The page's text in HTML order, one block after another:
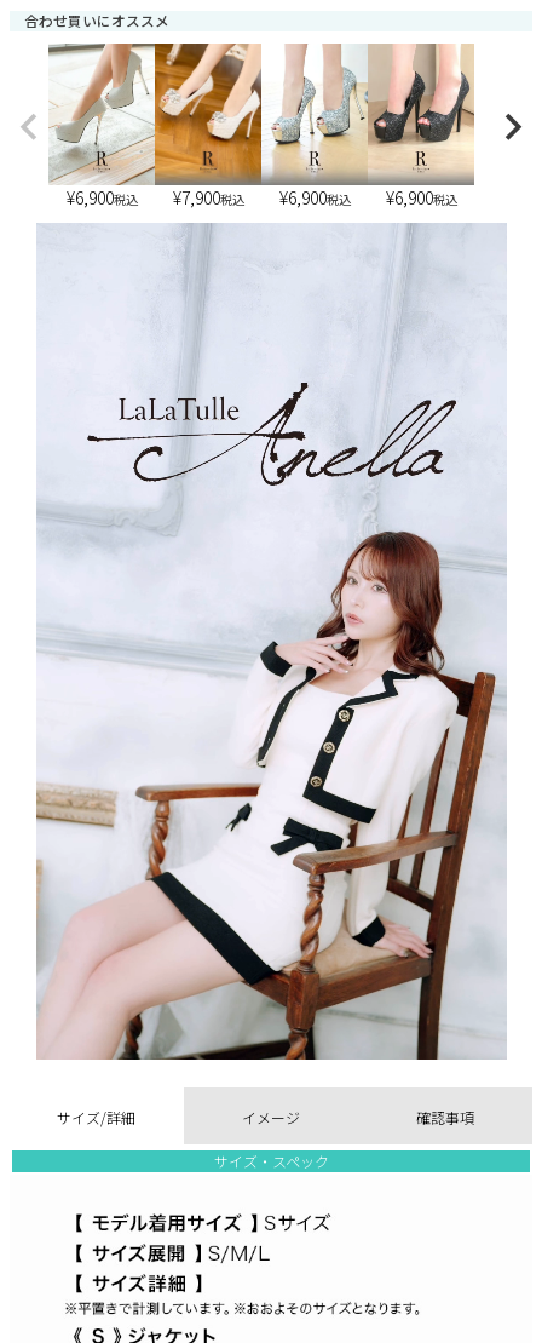
合わせ買いにオススメ
¥6,900税込 ¥7,900税込 ¥6,900税込 ¥6,900税込
サイズ/詳細 イメージ 確認事項
サイズ・スペック